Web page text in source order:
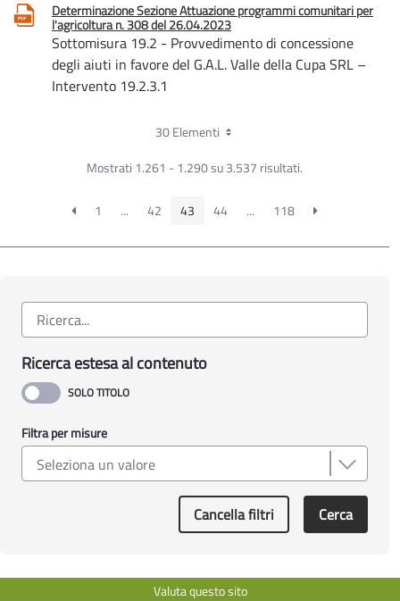
Determinazione Sezione Attuazione programmi comunitari per
l'agricoltura n. 308 del 26.04.2023
Sottomisura 19.2 - Provvedimento di concessione
degli aiuti in favore del G.A.L. Valle della Cupa SRL –
Intervento 19.2.3.1
30 Elementi
Mostrati 1.261 - 1.290 su 3.537 risultati.
1 ... 42 43 44 ... 118
Ricerca estesa al contenuto
Filtra per misure
Cancella filtri Cerca
Valuta questo sito